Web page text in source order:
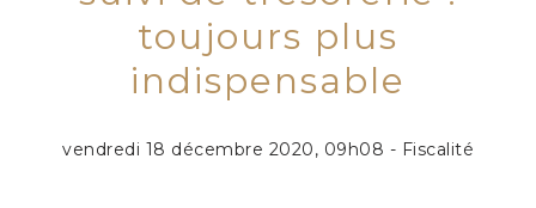
toujours plus
indispensable
vendredi 18 décembre 2020, 09h08 - Fiscalité